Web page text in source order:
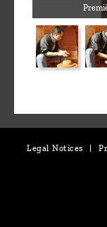
Legal Notices